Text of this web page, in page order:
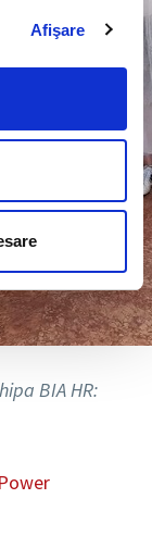
Afişare
BIA HR: